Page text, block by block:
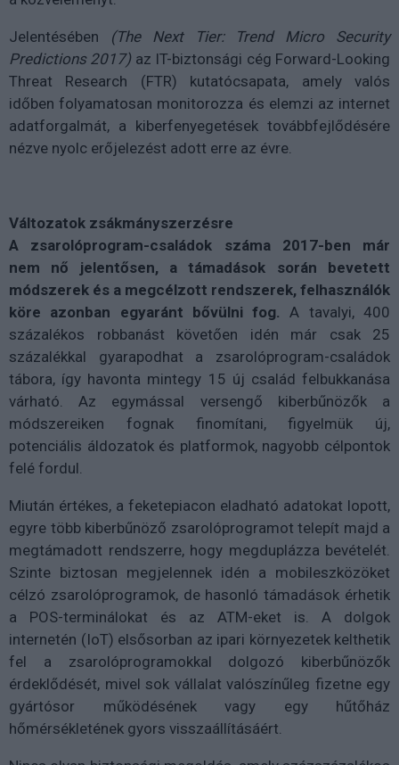
Jelentésében
(The Next Tier: Trend Micro Security
Predictions 2017) az IT-biztonsági cég Forward-Looking
Threat Research (FTR) kutatócsapata, amely valós
időben folyamatosan monitorozza és elemzi az internet
adatforgalmát, a kiberfenyegetések továbbfejlődésére
nézve nyolc erőjelezést adott erre az évre.
Változatok zsákmányszerzésre
A zsarolóprogram-családok száma 2017-ben már
nem nő jelentősen, a támadások során bevetett
módszerek és a megcélzott rendszerek, felhasználók
köre azonban egyaránt bővülni fog.A tavalyi, 400
százalékos robbanást követően idén már csak 25
százalékkal gyarapodhat a zsarolóprogram-családok
tábora, így havonta mintegy 15 új család felbukkanása
várható. Az egymással versengő kiberbűnözők a
módszereiken fognak finomítani, figyelmük új,
potenciális áldozatok és platformok, nagyobb célpontok
felé fordul.
Miután értékes, a feketepiacon eladható adatokat lopott,
egyre több kiberbűnöző zsarolóprogramot telepít majd a
megtámadott rendszerre, hogy megduplázza bevételét.
Szinte biztosan megjelennek idén a mobileszközöket
célzó zsarolóprogramok, de hasonló támadások érhetik
a POS-terminálokat és az ATM-eket is. A dolgok
internetén (IoT) elsősorban az ipari környezetek kelthetik
fel a zsarolóprogramokkal dolgozó kiberbűnözők
érdeklődését, mivel sok vállalat valószínűleg fizetne egy
gyártósor működésének vagy egy hűtőház
hőmérsékletének gyors visszaállításáért.